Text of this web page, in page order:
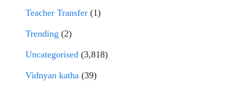
Teacher Transfer (1)
Trending (2)
Uncategorised (3,818)
Vidnyan katha (39)